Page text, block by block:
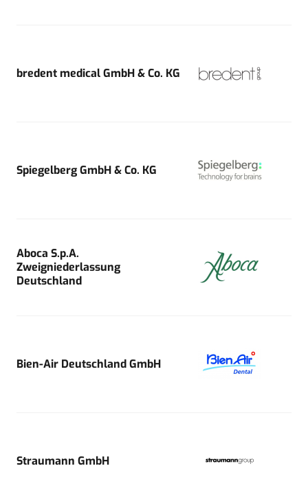
bredent medical GmbH & Co. KG
Spiegelberg GmbH & Co. KG
Aboca S.p.A.
Zweigniederlassung
Deutschland
Bien-Air Deutschland GmbH
Straumann GmbH